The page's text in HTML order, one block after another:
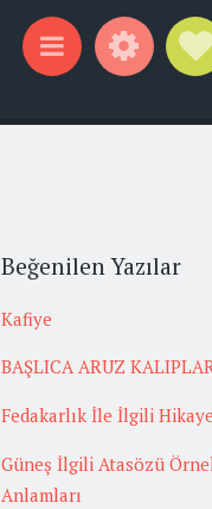
Beğenilen Yazılar
Kafiye
BAŞLICA ARUZ
Fedakarlık İle İlgili Hikaye
Güneş İlgili Atasözü
Anlamları